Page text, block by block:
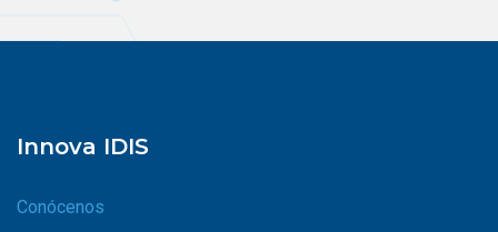
Innova IDIS
Conócenos